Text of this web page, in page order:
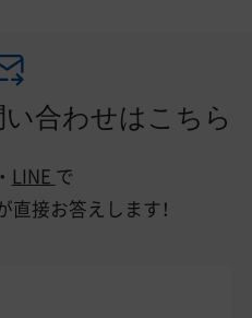
合わせはこちら
LINE で
接お答えします！